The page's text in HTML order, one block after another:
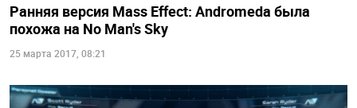
Ранняя версия Mass Effect: Andromeda была
похожа на No Man's Sky
25 марта 2017, 08:21